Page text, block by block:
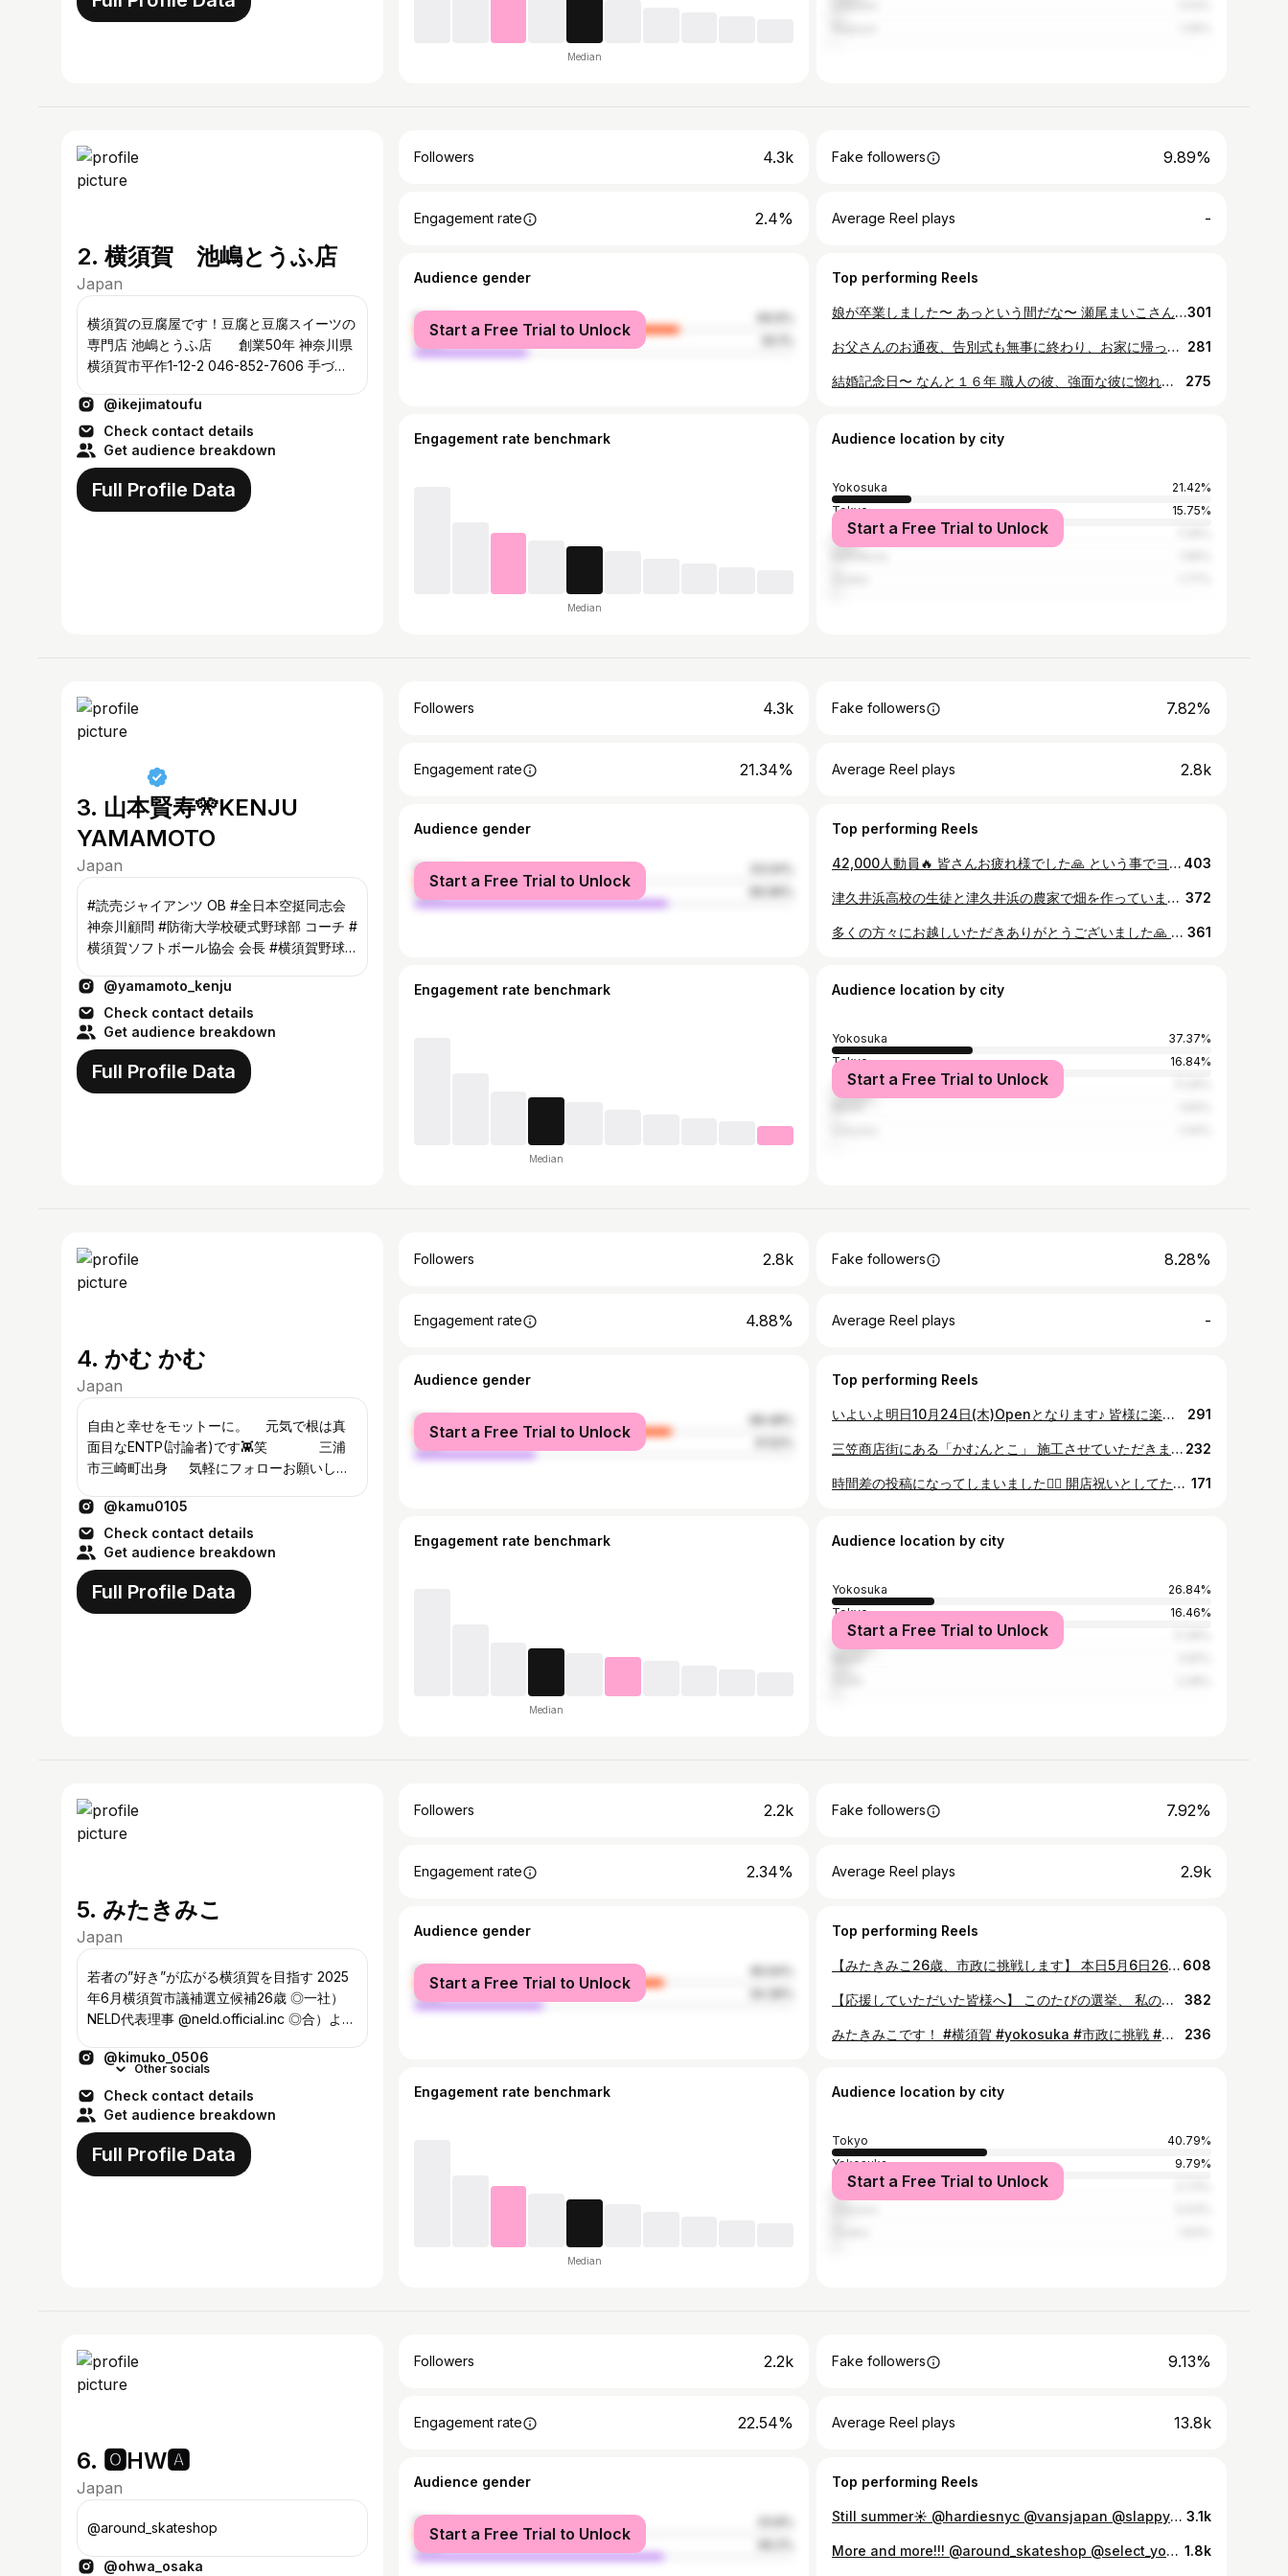
Median
2. 横須賀 池嶋とうふ店
Japan
横須賀の豆腐屋です！豆腐と豆腐スイーツの
専門店 池嶋とうふ店 創業50年 神奈川県
横須賀市平作1-12-2 046-852-7606 手づく
営業時間 10時より19時 定休日 日曜日
@ikejimatoufu
Check contact details
Get audience breakdown
Full Profile Data
Followers 4.3k Fake followers 9.89%
Engagement rate 2.4% Average Reel plays -
Audience gender
female
male
Start a Free Trial to Unlock
Top performing Reels
娘が卒業しました〜 あっという間だな〜 瀬尾まいこさんの大好きな小説で 「そして、バトンは渡された」 って本に 子どもを育てるって 人生が2倍になる みたいな一文があって あの文章が娘を育てながら本当に重なりました。 娘が学校から帰ってきて 話してくれる色々な出来事が ドラマチックで 面白くて 悲しくて 大変で 小説なら3冊になりそうなほどでした。 喧嘩したって聞いたら 一緒に泣いちゃて 仲直りしたって聞いたら 抱き合って喜んで 本当もう一度小学生やってる気分になって 楽しかったなー 学校帰ってきたら 毎日バトンの練習に連れて行って 土日も一緒にバトンの送り迎えして 全国大会まで出場しちゃう娘の頑張りに 感謝しかない 周りの方々に恵まれて 幸せだな〜 卒業式で 『世の為人の為にみんなを助けてみんなを笑顔にしたい』って言葉に感動したなー 小学校卒業しちゃて ランドセルが似合わない お姉さんになっちゃいましたが これからも 口うるさくならないように 彼女の応援団をさせてもらいまーす ダーリンは小学校最後のPTA挨拶を無事に無事に カミカミに終わらせました！ご苦労様でした！ ふふふ背中がかっこよか！ #plバトン#卒業 #そしてバトンは渡された #横須賀#豆腐#バトントワリング #卒業式 #バトンにあけくれた#好きな技はドロップイン#好きな食べ物アイス #入部式 #ゆいちゃんと #ありがとう301
お父さんのお通夜、告別式も無事に終わり、お家に帰ってきました。 51年前この地にお豆腐屋を建て 雨の日も雪の日もカッパを着て ラッパを吹いて販売してきたお父さん 働く事が大好きな 家族が大好きなおじいちゃんでした。 亡くなる２ヶ月前まで売りに行って ずーっと自宅で過ごして いつも変わらず、 豆腐屋の事を気にかけてくれていました。 沢山の方に見送っていただき 喜んでいると思います。 お父さんが残してくれた とうふの道を 家族でこれからも繋いでいきます！ これからも末永くよろしくお願い申し上げます。^_^ 今日はお父さんが開発した 厚揚げいっぱいご用意してます！ シフォンケーキは プレーン、チョコ、レモン🍋 寂しさは仕事をする事が 救いです〜。 #ありがとう #お父さん #豆腐屋 #三輪バイク 281
結婚記念日〜 なんと１６年 職人の彼、強面な彼に惚れ込んで１６年、怒らせたり、悲しませたり、色々下手な私ですが、 とにかく懐の大きさはピカ一 すこぶる魅力的な彼の声 ツッコミ担当させたら芸人にも負けない面白さ😍 かなり変わってる私と真面目な勝ちゃん 2人で豆腐屋をいつまでも❤️ 街の愛され豆腐屋に 頑張って行きまーす♪ これからも応援よろしくお願いします📣 本日だけ記念日により【ありがとう価格】です！ 新発売 枝豆ざる豆腐 750円→650円 新発売 枝豆おぼろ豆腐 300円→250円 ざる豆腐650円 豆乳米粉シフォン 300円 豆乳バナナシフォン 350円 豆乳レモンシフォン 350円 おからショコラ 300円 販売します！ 蒸し蒸しスッキリしないお天気ですが 頭の中はスッキリ😍 ダーリンと力を合わせて 毎日楽しく乗り切りまーす♪ 来週はノジマモールで販売しまーす♪ #池嶋とうふ#横須賀#豆腐#厚揚げ#枝豆#ざる豆腐 #夜19時まで#夫婦#結婚記念日#プレゼント#ひまわり#おめでとう #16年 275
Engagement rate benchmark
Median
Audience location by city
Yokosuka
21.42%
Tokyo
15.75%
Yokohama
Start a Free Trial to Unlock
3. 山本賢寿🎌KENJU
YAMAMOTO
Japan
#読売ジャイアンツ OB #全日本空挺同志会
神奈川顧問 #防衛大学校硬式野球部 コーチ #
横須賀ソフトボール協会 会長 #横須賀野球
議神奈川 幹事 🌅 🎌🌅🎌🌅🎌🌅
@yamamoto_kenju
Check contact details
Get audience breakdown
Full Profile Data
Followers 4.3k Fake followers 7.82%
Engagement rate 21.34% Average Reel plays 2.8k
Audience gender
female
male
Start a Free Trial to Unlock
Top performing Reels
42,000人動員🔥 皆さんお疲れ様でした🙏 という事でヨコスカレゲエバッシュ2024🌴後片付けの翌朝ゴミ拾い🗑️ 来年も開催できるように横須賀市役所と開催場所の交渉をスタートします🔥 #yokosukareggaebash #ヨコスカレゲエバッシュ #三笠公園 #rueed #山本けんじゅ #横須賀 #横須賀市議会議員 #よこすか自民党 #イベントで街おこし 403
津久井浜高校の生徒と津久井浜の農家で畑を作っています🥬🥕🍅 さすが若い方々は体力が凄い‼️ 食べるものは自身の身体に入り、身体をつくるものだからこそ『食』に目を向け大切さを感じてほしい🫶 農業に興味を持ち就農へのキッカケにもなればありがたい👍 #国産 #地産地消 #津久井浜観光農園 #農業 #農家 #農福連携 #農福連携プロジェクト #農福 372
多くの方々にお越しいただきありがとうございました🙏 感謝感謝🙏 #自民党 #総裁選 #小泉進次郎 361
Engagement rate benchmark
Median
Audience location by city
Yokosuka
37.37%
Tokyo
16.84%
Yokohama
Start a Free Trial to Unlock
4. かむ かむ
Japan
自由と幸せをモットーに。 元気で根は真
面目なENTP(討論者)です👾笑 三浦
市三崎町出身 気軽にフォローお願いしま
「BUTABONE」🍜
@kamu0105
Check contact details
Get audience breakdown
Full Profile Data
Followers 2.8k Fake followers 8.28%
Engagement rate 4.88% Average Reel plays -
Audience gender
female
male
Start a Free Trial to Unlock
Top performing Reels
いよいよ明日10月24日(木)Openとなります♪ 皆様に楽しんでいただけるよう残り準備も頑張ります🍜‼︎ 291
三笠商店街にある「かむんとこ」 施工させていただきました！ ダイナミックで迫力ある壁と見方によって色が変わるカウンター下を是非お店に行って見に行ってください👍👍👍 ジョウシンではコンクリートだけではなく3Dパース作成からこの壁の様にイタリア材を使った特殊左官、特殊塗装での施工、普通ではあり得ない組み合わせが自由にできる造形モルタル等三浦半島近辺では弊社でしか施工していません！ 現状に満足せず常に良いと思ったモノを取り入れて新しい取り組みを行なっていきます👍 是非「かむんとこ」で実物をみて楽しいお酒を飲んで下さい🍺 #ジョウシン #左官屋 #土間屋 #かむんとこ #横須賀 232
時間差の投稿になってしまいました🙇‍♂️ 開店祝いとしてたくさんのお祝いのお気持ちや お花をいただきました。心より感謝いたします🙏 店頭に飾らせていただいていたお花のご紹介になります‼︎ ・(有)増田製麺様 ・らぁ麺しろ様 ・八重洲総合事務所様 ・煮干しそば 平八様 ・(株)KⅡグループ様 ・炭火やきとり にのみや様 ・らぁ麺 SUNGO様 ・かむんとこスタッフ皆様 ・asami様 ・asei様 171
Engagement rate benchmark
Median
Audience location by city
Yokosuka
26.84%
Tokyo
16.46%
Yokohama
Start a Free Trial to Unlock
5. みたきみこ
Japan
若者の”好き”が広がる横須賀を目指す 2025
年6月横須賀市議補選立候補26歳 ◎一社）
NELD代表理事 @neld.official.inc ◎合）よこ
ージカル代表 @suka_myu ▼みたきみこをも
@kimuko_0506
Other socials
Check contact details
Get audience breakdown
Full Profile Data
Followers 2.2k Fake followers 7.92%
Engagement rate 2.34% Average Reel plays 2.9k
Audience gender
female
male
Start a Free Trial to Unlock
Top performing Reels
【みたきみこ26歳、市政に挑戦します】 本日5月6日26歳になりました。まずはここまで四半世紀生きてこられたことに感謝をしながら、また新たな挑戦を始めます。 長年想い描いた横須賀の未来のため、市政に挑戦することを決意しました。 今まで横須賀に生まれ育ち、学生団体から始まり、法人設立し“まちづくり”に携わってきました。 好きなことをしながら、好きなことから繋がっていくコミュニティは私の宝物だし、何より大好きな横須賀をより良いまちにしていこうと私なりに突っ走ってきました。 空き家をリノベーションして、若者の夢を叶える秘密基地をつくってみたり、商店街のおじいちゃんおばあちゃんとファッションショーをつくってみたり、地域探究を推し進めて、若者が横須賀で働きたいな！と思える土壌づくりをしたり、映画を作ったり、、、 小さなワークショップから、たくさんの人の協力を得ないとできないことまで、本当にたくさんの取組を行ってきました。もちろんこれからも様々活動をしていきます！ 一方で、私だけの力では限界があるし、及ばないことへの無力さを感じたり、多くの課題や高い壁にぶち当たってきました。 だからこそ、市政から変えていく必要がある、と改めて思うようになりました。 はじめは政治なんて、どこかの偉い人ががんばってて、私なんかが関われるものでもないだろうと思っていました。でも自分ごとになってまちに携わっていく必要があるとも思うんです。 私の行動力と負けず嫌い若者の声を横須賀に届けたい！！点と点を繋いでいくことをしていきたいです。 政治の世界、右も左も分からないまま相変わらず猪突猛進、頑張ります！！ 26歳の挑戦、どうぞ応援よろしくお願いします！！ 608
【応援していただいた皆様へ】 このたびの選挙、 私の力不足で落選という結果になりました。 まずは、一票を投じてくださった皆さま、信じて支えてくださった皆さま、本当に申し訳ありません。 そして、心からありがとうございました。 「若いあなたに何ができるの？」 「経験もないのに、政治なんて無理だよ。」 こんな声をかけられることもありました。 正直、悔しかった。だけど、それでも私は、今の政治に届かない声、聞いてもらえない想いがたしかにあると信じて、声をあげ続けてきました。 仲間と一緒にまちのことを考え、イベントを開き、空き家を使って居場所づくりをして、誰かが何かを始める背中を押すような活動をしてきました。それは小さなことかもしれないけれど、たしかにまちの景色を少しずつ変えてきたと思っています。 でもまだまだ、私の想いや行動が、まだ届ききっていなかったということだと思います。どれだけ本気でも、伝わらなければ意味がないと痛いほど感じました。 それでも、私はこのまちが好きです。横須賀をもっと良くしたい。誰もが「やってみたい」と思えるまちにしたい。その想いは変わりません。いただいたご意見や声を胸に、 これからもまちづくりに関わっていきたいと思っています。 応援してくださった皆さん、本当にありがとうございました。 一緒に悩んでくれた仲間、支えてくれた家族、背中を押してくれた皆さんのおかげで、私はあの場所に立ち続けることができました。 本当に、本当に、ありがとうございました。 また、まちのどこかでお会いしましょう。 みたきみこ 382
みたきみこです！ #横須賀 #yokosuka #市政に挑戦 #まちづくり #私の想い #みたきみこ #きみちゃん #自己紹介#🍳 236
Engagement rate benchmark
Median
Audience location by city
Tokyo
40.79%
Yokosuka
9.79%
Yokohama
Start a Free Trial to Unlock
6. 🅾️HW🅰️
Japan
@around_skateshop
@ohwa_osaka
Followers 2.2k Fake followers 9.13%
Engagement rate 22.54% Average Reel plays 13.8k
Audience gender
female
male
Start a Free Trial to Unlock
Top performing Reels
Still summer☀️ @hardiesnyc @vansjapan @slappytrucks @advanceskate @spitfirewheels @select_your_playa_ @around_skateshop 3.1k
More and more!!! @around_skateshop @select_your_playa_ @vansjapan @wknd_skateboards @slappytrucks @advanceskate @hardiesnyc 1.8k